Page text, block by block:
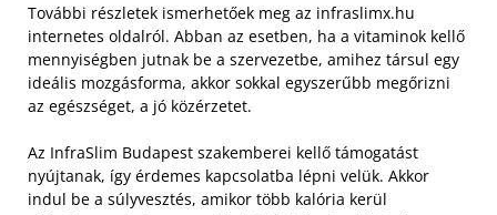
További részletek ismerhetőek meg az infraslimx.hu
internetes oldalról. Abban az esetben, ha a vitaminok kellő
mennyiségben jutnak be a szervezetbe, amihez társul egy
ideális mozgásforma, akkor sokkal egyszerűbb megőrizni
az egészséget, a jó közérzetet.
Az InfraSlim Budapest szakemberei kellő támogatást
nyújtanak, így érdemes kapcsolatba lépni velük. Akkor
indul be a súlyvesztés, amikor több kalória kerül